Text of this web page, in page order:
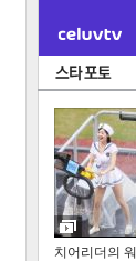
치어리더의 워